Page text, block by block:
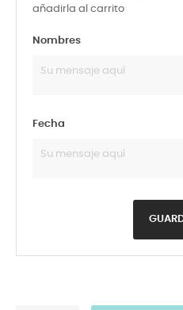
añadirla al carrito
Nombres
Fecha